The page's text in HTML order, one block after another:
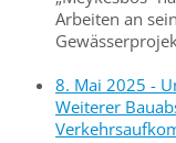
Arbeiten an
8. Mai 2025 -
Weiterer